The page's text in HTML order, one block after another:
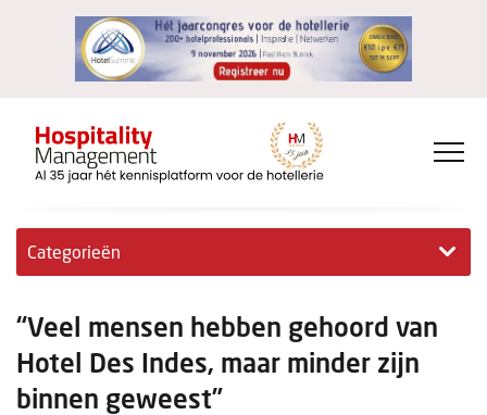
Categorieën
Hotelovernames
HM+
“Veel mensen hebben gehoord van
Hotel Des Indes, maar minder zijn
binnen geweest”